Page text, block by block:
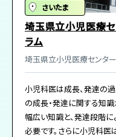
さいたま
埼玉県立小児医療
ラム
埼玉県立小児医療センター
小児科医は成長、発達の
の成長・発達に関する知
幅広い知識と、発達段階
必要です。さらに小児科